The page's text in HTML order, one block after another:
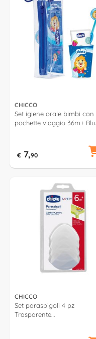
CHICCO
Set igiene orale bimbi con
pochette viaggio 36m+ Blu
€ 7,90
CHICCO
Set paraspigoli 4 pz
Trasparente